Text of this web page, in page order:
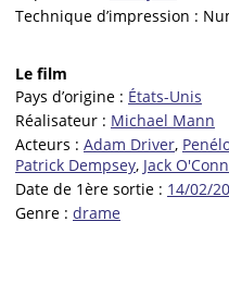
Technique d’impression :
Le film
Pays d’origine : États-Unis
Réalisateur : Michael Mann
Acteurs : Adam Driver,
Patrick Dempsey, Jack
Date de 1ère sortie : 14/02/
Genre : drame